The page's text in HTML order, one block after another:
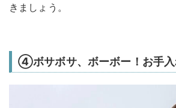
きましょう。
④ボサボサ、ボーボー！お手入